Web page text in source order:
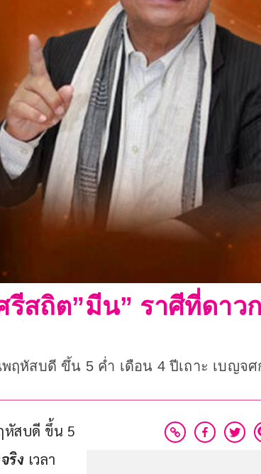
รีสถิต”มีน” ราศีที่ดาว
หัสบดี ขึ้น 5 ค่ำ เดือน 4 ปีเถาะ เบญจ
หัสบดี ขึ้น 5
ริง เวลา